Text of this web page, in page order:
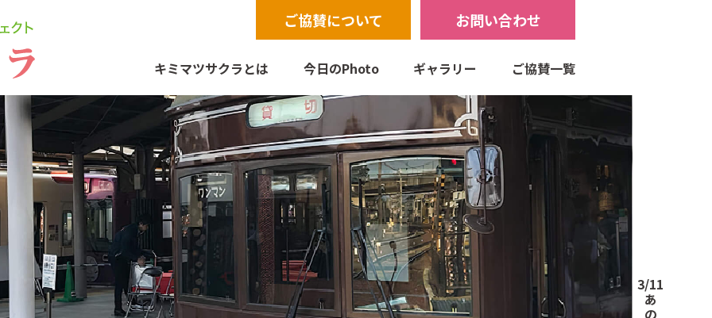
キミマツサクラとは 今日のPhoto ギャラリー ご協賛一覧
ご協賛について お問い合わせ
3/11
あ
の